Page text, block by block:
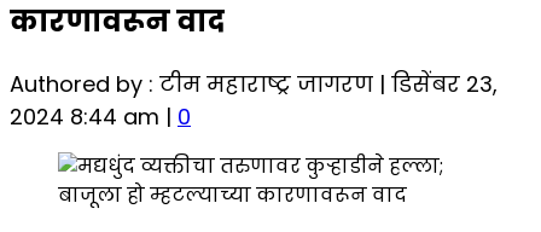
कारणावरून वाद
Authored by : टीम महाराष्ट्र जागरण | डिसेंबर 23,
2024 8:44 am | 0